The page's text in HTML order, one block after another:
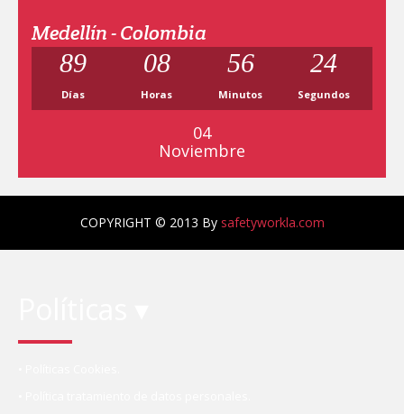
Medellín - Colombia
89
Días
08
Horas
56
Minutos
23
Segundos
04
Noviembre
COPYRIGHT © 2013 By safetyworkla.com